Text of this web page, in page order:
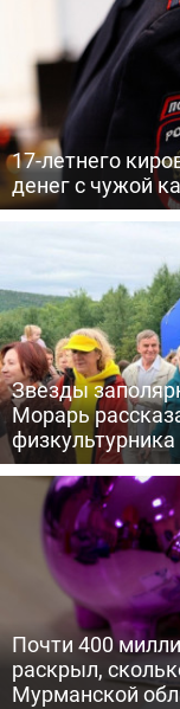
17-летнего
денег с чужой
Звезды
Морарь
физкультурника
Почти 400
раскрыл,
Мурманской